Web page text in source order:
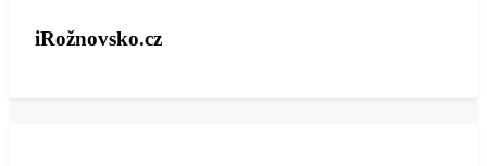
iRožnovsko.cz